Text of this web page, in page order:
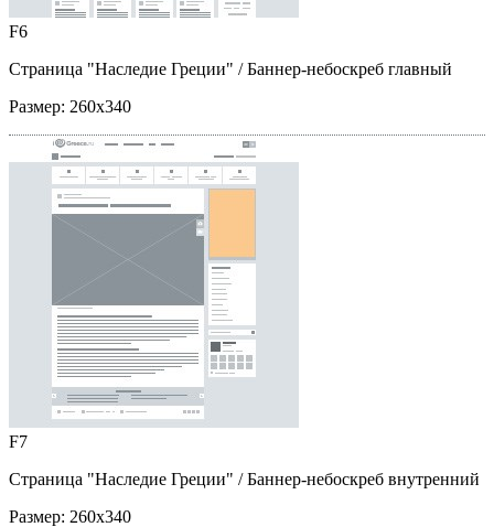
F6
Страница "Наследие Греции" / Баннер-небоскреб главный
Размер: 260x340
F7
Страница "Наследие Греции" / Баннер-небоскреб внутренний
Размер: 260x340